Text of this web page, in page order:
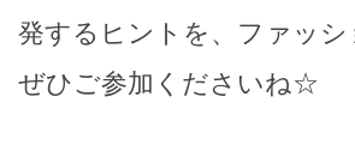
発するヒントを、ファッ
ぜひご参加くださいね☆